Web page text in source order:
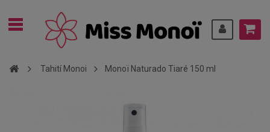
Tahití Monoi Monoï Naturado Tiaré 150 ml